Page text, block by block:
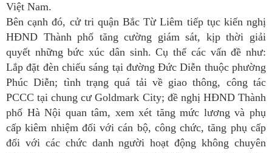
Việt Nam.
Bên cạnh đó, cử tri quận Bắc Từ Liêm tiếp tục kiến nghị
HĐND Thành phố tăng cường giám sát, kịp thời giải
quyết những bức xúc dân sinh. Cụ thể các vấn đề như:
Lắp đặt đèn chiếu sáng tại đường Đức Diễn thuộc phường
Phúc Diễn; tình trạng quá tải về giao thông, công tác
PCCC tại chung cư Goldmark City; đề nghị HĐND Thành
phố Hà Nội quan tâm, xem xét tăng mức lương và phụ
cấp kiêm nhiệm đối với cán bộ, công chức, tăng phụ cấp
đối với các chức danh người hoạt động không chuyên